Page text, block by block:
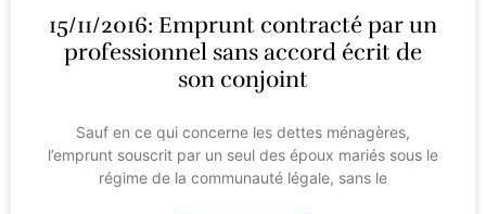
15/11/2016: Emprunt contracté par un
professionnel sans accord écrit de
son conjoint
Sauf en ce qui concerne les dettes ménagères,
l’emprunt souscrit par un seul des époux mariés sous le
régime de la communauté légale, sans le